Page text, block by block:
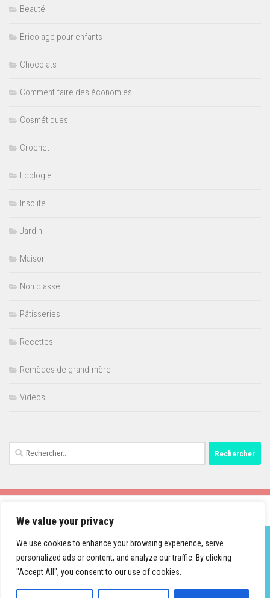
We value your privacy
We use cookies to enhance your browsing experience, serve
personalized ads or content, and analyze our traffic. By clicking
"Accept All", you consent to our use of cookies.
Beauté
Bricolage pour enfants
Chocolats
Comment faire des économies
Cosmétiques
Crochet
Ecologie
Insolite
Jardin
Maison
Non classé
Pâtisseries
Recettes
Remèdes de grand-mère
Vidéos
Rechercher :